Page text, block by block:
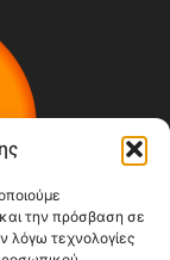
την πρόσβαση σε
λόγω τεχνολογίες